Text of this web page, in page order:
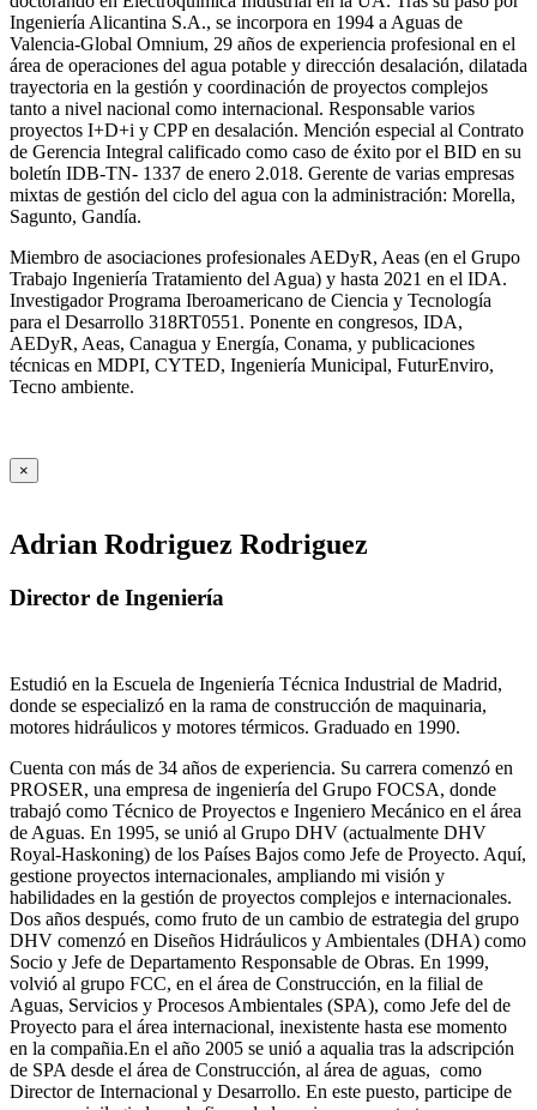
Ingeniería Alicantina S.A., se incorpora en 1994 a Aguas de
Valencia-Global Omnium, 29 años de experiencia profesional en el
área de operaciones del agua potable y dirección desalación, dilatada
trayectoria en la gestión y coordinación de proyectos complejos
tanto a nivel nacional como internacional. Responsable varios
proyectos I+D+i y CPP en desalación. Mención especial al Contrato
de Gerencia Integral calificado como caso de éxito por el BID en su
boletín IDB-TN- 1337 de enero 2.018. Gerente de varias empresas
mixtas de gestión del ciclo del agua con la administración: Morella,
Sagunto, Gandía.
Miembro de asociaciones profesionales AEDyR, Aeas (en el Grupo
Trabajo Ingeniería Tratamiento del Agua) y hasta 2021 en el IDA.
Investigador Programa Iberoamericano de Ciencia y Tecnología
para el Desarrollo 318RT0551. Ponente en congresos, IDA,
AEDyR, Aeas, Canagua y Energía, Conama, y publicaciones
técnicas en MDPI, CYTED, Ingeniería Municipal, FuturEnviro,
Tecno ambiente.
×
Adrian Rodriguez Rodriguez
Director de Ingeniería
Estudió en la Escuela de Ingeniería Técnica Industrial de Madrid,
donde se especializó en la rama de construcción de maquinaria,
motores hidráulicos y motores térmicos. Graduado en 1990.
Cuenta con más de 34 años de experiencia. Su carrera comenzó en
PROSER, una empresa de ingeniería del Grupo FOCSA, donde
trabajó como Técnico de Proyectos e Ingeniero Mecánico en el área
de Aguas. En 1995, se unió al Grupo DHV (actualmente DHV
Royal-Haskoning) de los Países Bajos como Jefe de Proyecto. Aquí,
gestione proyectos internacionales, ampliando mi visión y
habilidades en la gestión de proyectos complejos e internacionales.
Dos años después, como fruto de un cambio de estrategia del grupo
DHV comenzó en Diseños Hidráulicos y Ambientales (DHA) como
Socio y Jefe de Departamento Responsable de Obras. En 1999,
volvió al grupo FCC, en el área de Construcción, en la filial de
Aguas, Servicios y Procesos Ambientales (SPA), como Jefe del de
Proyecto para el área internacional, inexistente hasta ese momento
en la compañia.En el año 2005 se unió a aqualia tras la adscripción
de SPA desde el área de Construcción, al área de aguas, como
Director de Internacional y Desarrollo. En este puesto, participe de